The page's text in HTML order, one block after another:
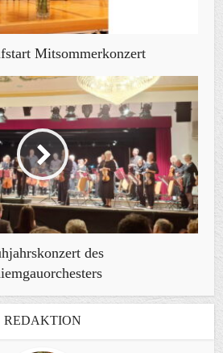
Mitsommerkonzert
des
REDAKTION